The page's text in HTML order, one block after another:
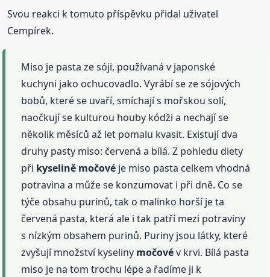
Svou reakci k tomuto příspěvku přidal uživatel
Cempírek.
Miso je pasta ze sóji, používaná v japonské
kuchyni jako ochucovadlo. Vyrábí se ze sójových
bobů, které se uvaří, smíchají s mořskou solí,
naočkují se kulturou houby kódži a nechají se
několik měsíců až let pomalu kvasit. Existují dva
druhy pasty miso: červená a bílá. Z pohledu diety
při kyselině močové je miso pasta celkem vhodná
potravina a může se konzumovat i při dně. Co se
týče obsahu purinů, tak o malinko horší je ta
červená pasta, která ale i tak patří mezi potraviny
s nízkým obsahem purinů. Puriny jsou látky, které
zvyšují množství kyseliny močovév krvi. Bílá pasta
miso je na tom trochu lépe a řadíme ji k